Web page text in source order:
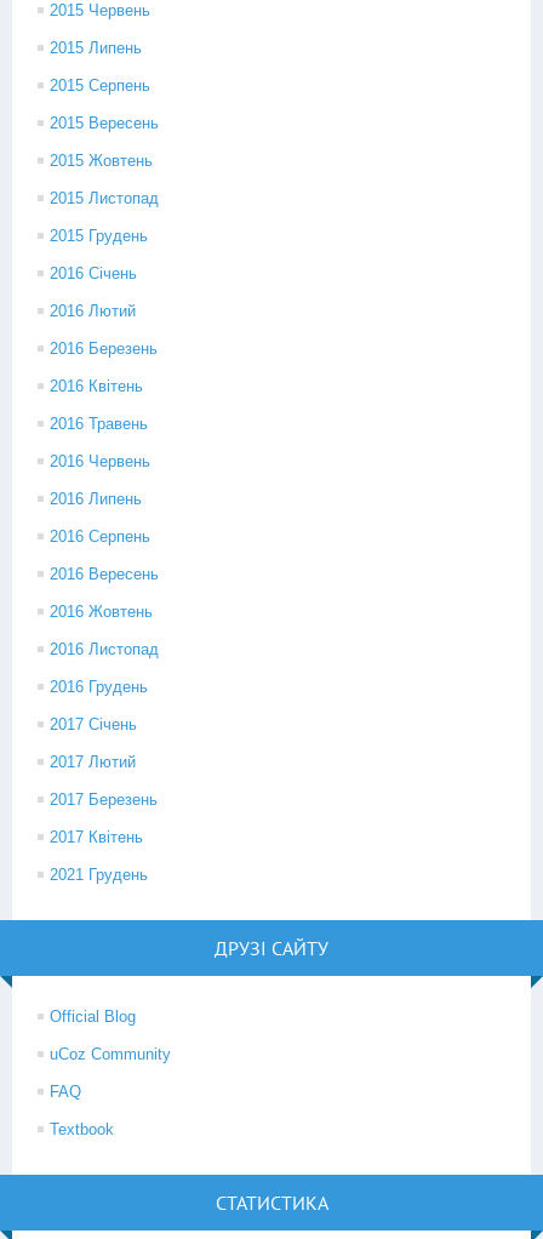
2015 Червень
2015 Липень
2015 Серпень
2015 Вересень
2015 Жовтень
2015 Листопад
2015 Грудень
2016 Січень
2016 Лютий
2016 Березень
2016 Квітень
2016 Травень
2016 Червень
2016 Липень
2016 Серпень
2016 Вересень
2016 Жовтень
2016 Листопад
2016 Грудень
2017 Січень
2017 Лютий
2017 Березень
2017 Квітень
2021 Грудень
ДРУЗІ САЙТУ
Official Blog
uCoz Community
FAQ
Textbook
СТАТИСТИКА